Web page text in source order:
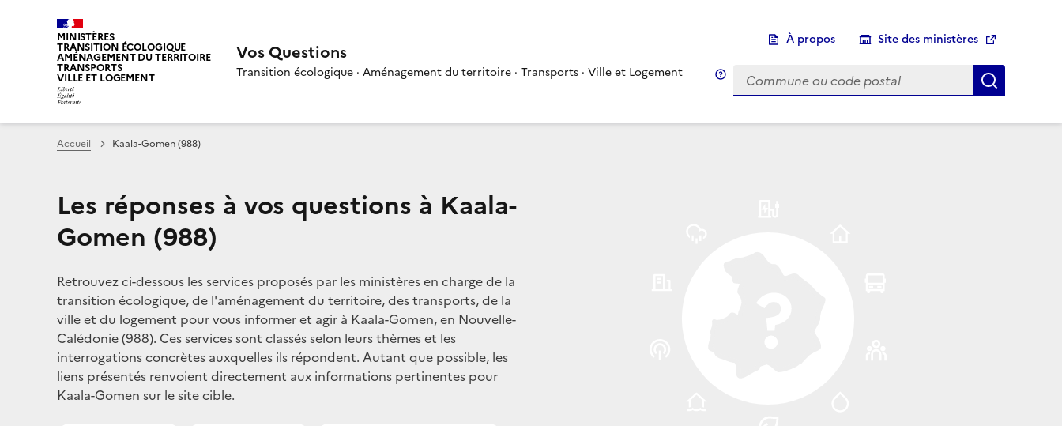
MINISTÈRES
TRANSITION ÉCOLOGIQUE
AMÉNAGEMENT DU TERRITOIRE
TRANSPORTS
VILLE ET LOGEMENT
Vos Questions
Transition écologique · Aménagement du territoire · Transports · Ville et Logement
À propos Site des ministères
Choix d'une commune
Infobulle
Accueil Kaala-Gomen (988)
Les réponses à vos questions à Kaala-
Gomen (988)
Retrouvez ci-dessous les services proposés par les ministères en charge de la
transition écologique, de l'aménagement du territoire, des transports, de la
ville et du logement pour vous informer et agir à Kaala-Gomen, en Nouvelle-
Calédonie (988). Ces services sont classés selon leurs thèmes et les
interrogations concrètes auxquelles ils répondent. Autant que possible, les
liens présentés renvoient directement aux informations pertinentes pour
Kaala-Gomen sur le site cible.